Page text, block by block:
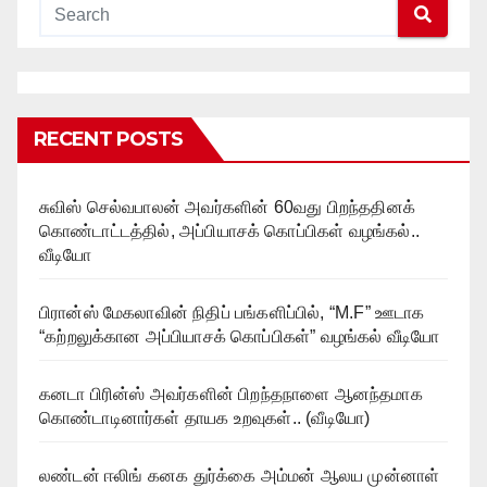
RECENT POSTS
சுவிஸ் செல்வபாலன் அவர்களின் 60வது பிறந்ததினக்
கொண்டாட்டத்தில், அப்பியாசக் கொப்பிகள் வழங்கல்..
வீடியோ
பிரான்ஸ் மேகலாவின் நிதிப் பங்களிப்பில், “M.F” ஊடாக
“கற்றலுக்கான அப்பியாசக் கொப்பிகள்” வழங்கல் வீடியோ
கனடா பிரின்ஸ் அவர்களின் பிறந்தநாளை ஆனந்தமாக
கொண்டாடினார்கள் தாயக உறவுகள்.. (வீடியோ)
லண்டன் ஈலிங் கனக துர்க்கை அம்மன் ஆலய முன்னாள்